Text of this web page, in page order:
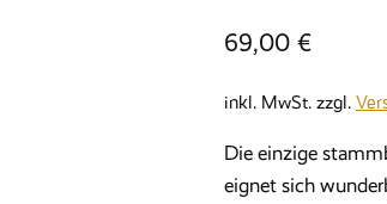
69,00 €
inkl. MwSt. zzgl.
Die einzige
eignet sich